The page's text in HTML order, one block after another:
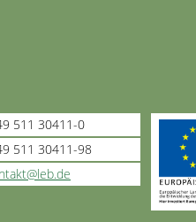
511 30411-0
511 30411-98